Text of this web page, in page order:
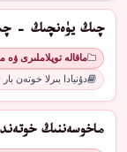
چىڭ يۈەنچىڭ - چىڭ
ماقالە توپلاملىرى ۋە
دۇنيادا بىرلا خوتەن بار 1 (يىللا…
ماخوسەننىڭ